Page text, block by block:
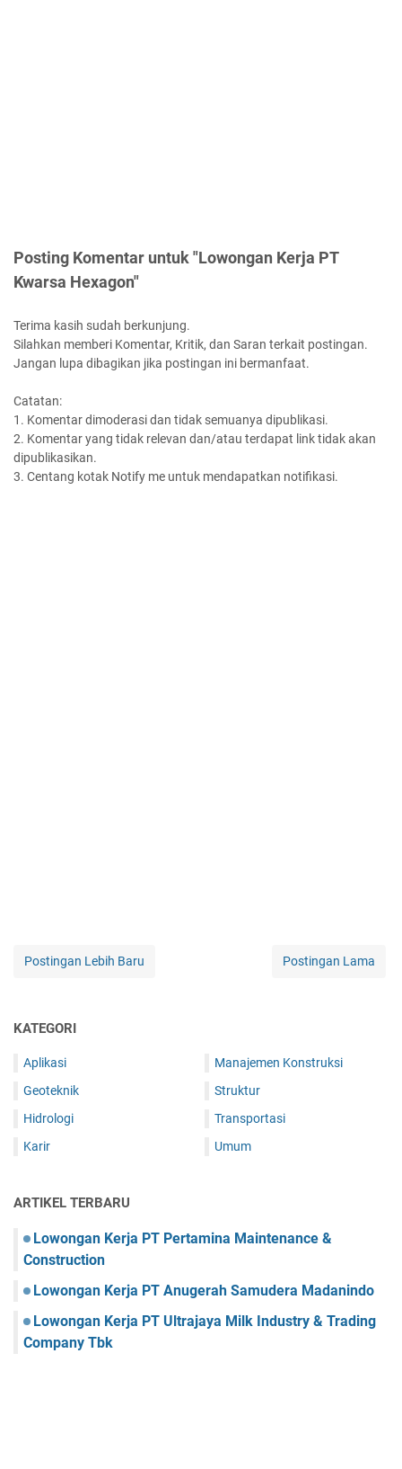
Posting Komentar untuk "Lowongan Kerja PT
Kwarsa Hexagon"
Terima kasih sudah berkunjung.
Silahkan memberi Komentar, Kritik, dan Saran terkait postingan.
Jangan lupa dibagikan jika postingan ini bermanfaat.
Catatan:
1. Komentar dimoderasi dan tidak semuanya dipublikasi.
2. Komentar yang tidak relevan dan/atau terdapat link tidak akan
dipublikasikan.
3. Centang kotak Notify me untuk mendapatkan notifikasi.
Postingan Lebih Baru Postingan Lama
KATEGORI
Aplikasi
Geoteknik
Hidrologi
Karir
Manajemen Konstruksi
Struktur
Transportasi
Umum
ARTIKEL TERBARU
Lowongan Kerja PT Pertamina Maintenance &
Construction
Lowongan Kerja PT Anugerah Samudera Madanindo
Lowongan Kerja PT Ultrajaya Milk Industry & Trading
Company Tbk